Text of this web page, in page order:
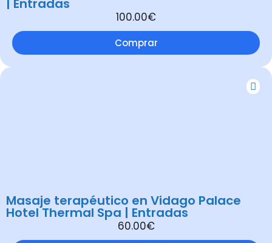
100.00€
Comprar
Masaje terapéutico en Vidago Palace
Hotel Thermal Spa | Entradas
60.00€